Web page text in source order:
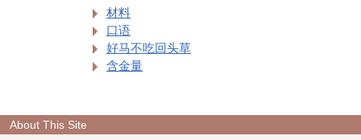
材料
口语
好马不吃回头草
含金量
About This Site